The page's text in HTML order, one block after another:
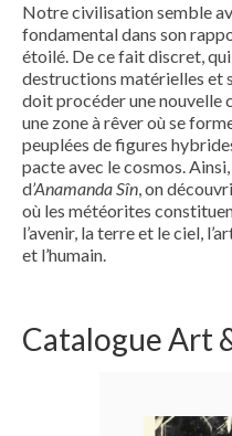
Notre civilisation semble
fondamental dans son
étoilé. De ce fait discret,
destructions matérielles et
doit procéder une nouvelle
une zone à rêver où se
peuplées de figures
pacte avec le cosmos.
d’Anamanda Sîn, on
où les météorites
l’avenir, la terre et le ciel,
et l’humain.
Catalogue Art